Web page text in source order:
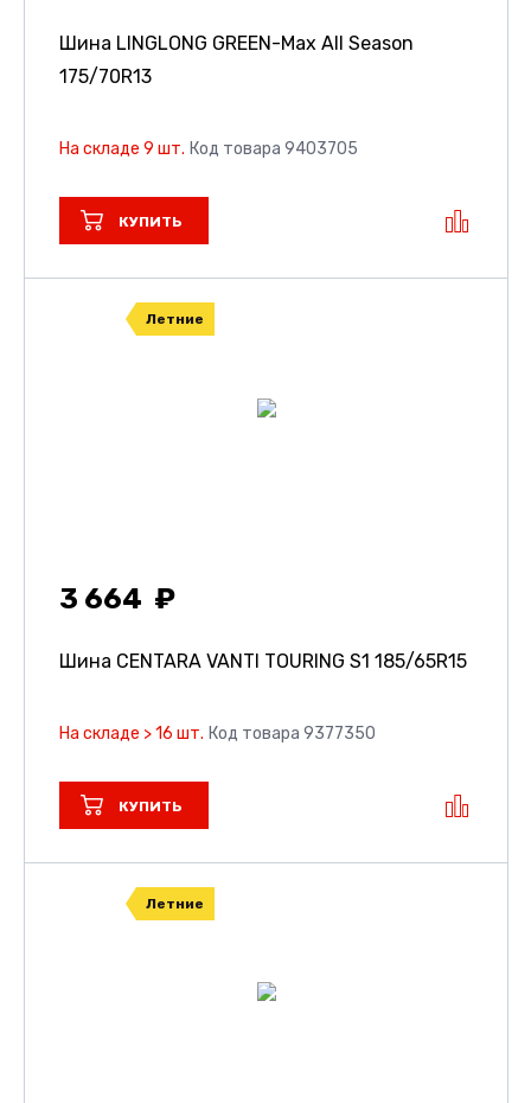
Шина LINGLONG GREEN-Max All Season
175/70R13
На складе 9 шт. Код товара 9403705
КУПИТЬ
Летние
3 664
Шина CENTARA VANTI TOURING S1 185/65R15
На складе > 16 шт. Код товара 9377350
КУПИТЬ
Летние